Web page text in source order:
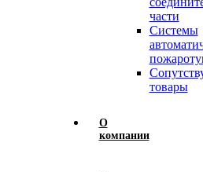
части
Системы
товары
О
компании